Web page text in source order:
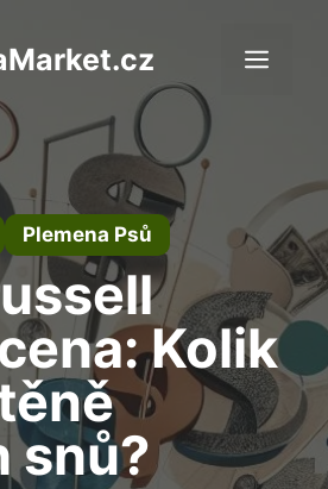
Plemena Psů
Kolik
snů?